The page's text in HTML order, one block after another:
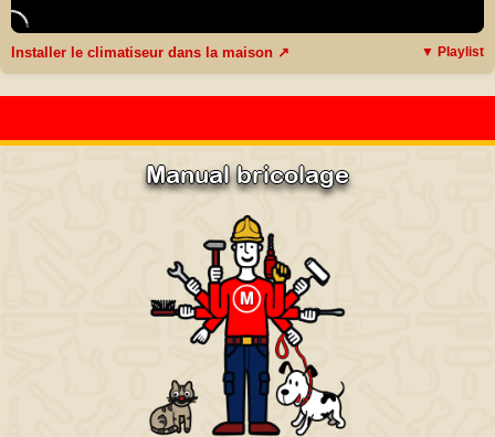
Installer le climatiseur dans la maison ↗ ▼ Playlist
Manual bricolage